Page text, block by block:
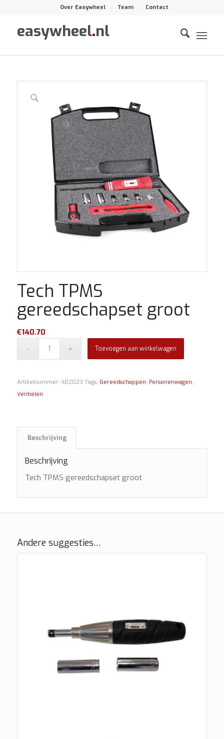
Over Easywheel Team Contact
easywheel.nl
Tech TPMS
gereedschapset groot
€140.70
Toevoegen aan winkelwagen
Artikelnummer: 402023 Tags: Gereedschappen, Personenwagen,
Ventielen
Beschrijving
Beschrijving
Tech TPMS gereedschapset groot
Andere suggesties…